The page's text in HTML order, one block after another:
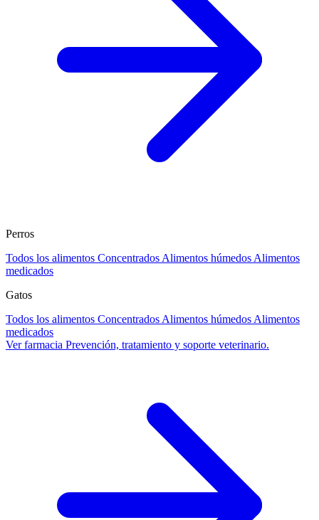
Perros
Todos los alimentos Concentrados Alimentos húmedos Alimentos
medicados
Gatos
Todos los alimentos Concentrados Alimentos húmedos Alimentos
medicados
Ver farmacia Prevención, tratamiento y soporte veterinario.